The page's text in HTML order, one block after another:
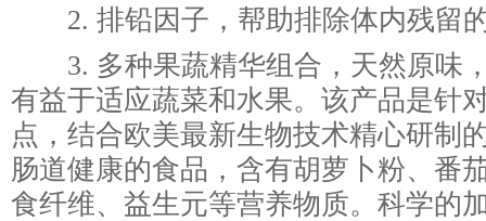
2. 排铅因子，帮助排除体内残留
3. 多种果蔬精华组合，天然原味
有益于适应蔬菜和水果。该产品是针
点，结合欧美最新生物技术精心研制
肠道健康的食品，含有胡萝卜粉、番
食纤维、益生元等营养物质。科学的